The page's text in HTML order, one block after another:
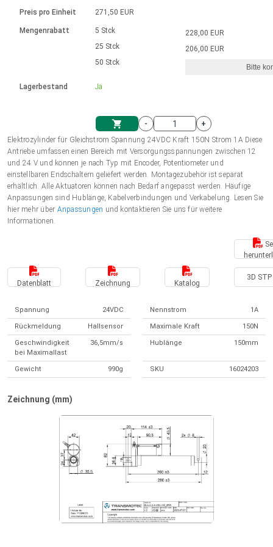
Einheitssystem
Einkaufswagen
Hubmagnete
230 - 50 Hz | 110 - 60 Hz
Drehzahlregelung für die AIS-Serie
Bürstenlose Gleichstrommotoren
mit Planetengetriebe und internem
Ø 28-42| 1-1400 rpm | <= 290Ncm
Bürstenlose DC Motor Controller
Gleichstrommotoren mit
Schneckengetriebe und Bürsten
Ø43-124mm | 31-425rpm | ≤ 41Nm
Treiber für Gleichstrommotoren mit
Synchron-Asynchron | für 1-4 Elektrozylinder
Synchron-Asynchron | für 1-4 Elektrozylinder
Français (EUR)
Polski (EUR)
Norsk (NOK)
Suomi (EUR)
Preis pro Einheit
Mengenrabatt
Lagerbestand
271,50 EUR
5 Stck
25 Stck
50 Stck
Ja
228,00 EUR
206,00 EUR
Bitte
-
+
Elektrozylinder für Gleichstrom Spannung 24VDC Kraft 150N Strom 1A Diese
Antriebe umfassen einen Bereich mit Versorgungsspannungen zwischen 12
und 24 V und können je nach Typ mit Encoder, Potentiometer und
einstellbaren Endschaltern geliefert werden. Montagezubehör ist separat
erhältlich. Alle Aktuatoren können nach Bedarf angepasst werden. Häufige
Anpassungen sind Hublänge, Kabelverbindungen und Verkabelung. Lesen Sie
hier mehr über Anpassungen und kontaktieren Sie uns für weitere
Informationen.
Datenblatt Zeichnung Katalog
3D STP
Spannung 24VDC Nennstrom 1A
Rückmeldung Hallsensor Maximale Kraft 150N
Geschwindigkeit
bei Maximallast
36,5mm/s Hublänge 150mm
Gewicht 990g SKU 16024203
Zeichnung (mm)